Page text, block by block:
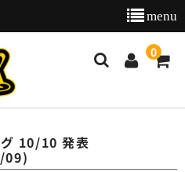
0
10/10 発表
09)